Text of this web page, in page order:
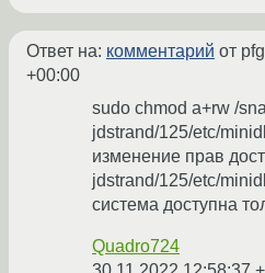
Ответ на: комментарий от pfg
+00:00
sudo chmod a+rw /
jdstrand/125/etc/
изменение прав
jdstrand/125/etc/
система доступна
Quadro724